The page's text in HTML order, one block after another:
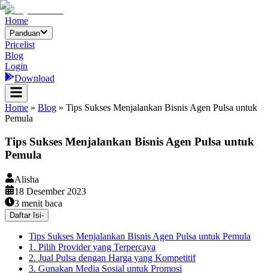
Home
Panduan
Pricelist
Blog
Login
Download
Home » Blog » Tips Sukses Menjalankan Bisnis Agen Pulsa untuk
Pemula
Tips Sukses Menjalankan Bisnis Agen Pulsa untuk
Pemula
Alisha
18 Desember 2023
3 menit baca
Daftar Isi-
Tips Sukses Menjalankan Bisnis Agen Pulsa untuk Pemula
1. Pilih Provider yang Terpercaya
2. Jual Pulsa dengan Harga yang Kompetitif
3. Gunakan Media Sosial untuk Promosi